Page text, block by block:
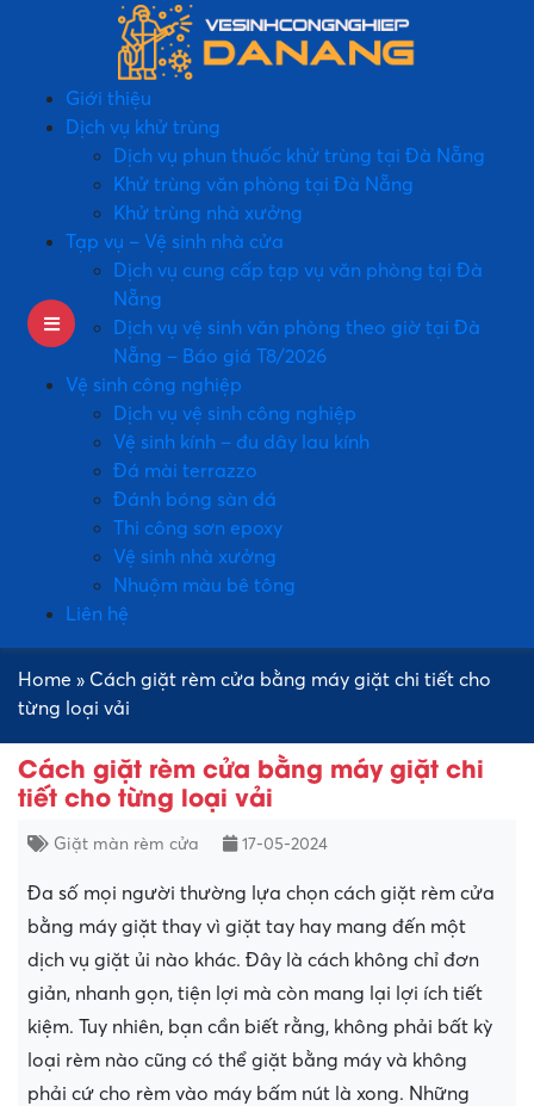
Giới thiệu
Dịch vụ khử trùng
Dịch vụ phun thuốc khử trùng tại Đà Nẵng
Khử trùng văn phòng tại Đà Nẵng
Khử trùng nhà xưởng
Tạp vụ – Vệ sinh nhà cửa
Dịch vụ cung cấp tạp vụ văn phòng tại Đà
Nẵng
Dịch vụ vệ sinh văn phòng theo giờ tại Đà
Nẵng – Báo giá T8/2026
Vệ sinh công nghiệp
Dịch vụ vệ sinh công nghiệp
Vệ sinh kính – đu dây lau kính
Đá mài terrazzo
Đánh bóng sàn đá
Thi công sơn epoxy
Vệ sinh nhà xưởng
Nhuộm màu bê tông
Liên hệ
Home » Cách giặt rèm cửa bằng máy giặt chi tiết cho
từng loại vải
Cách giặt rèm cửa bằng máy giặt chi
tiết cho từng loại vải
Giặt màn rèm cửa 17-05-2024
Đa số mọi người thường lựa chọn cách giặt rèm cửa
bằng máy giặt thay vì giặt tay hay mang đến một
dịch vụ giặt ủi nào khác. Đây là cách không chỉ đơn
giản, nhanh gọn, tiện lợi mà còn mang lại lợi ích tiết
kiệm. Tuy nhiên, bạn cần biết rằng, không phải bất kỳ
loại rèm nào cũng có thể giặt bằng máy và không
phải cứ cho rèm vào máy bấm nút là xong. Những